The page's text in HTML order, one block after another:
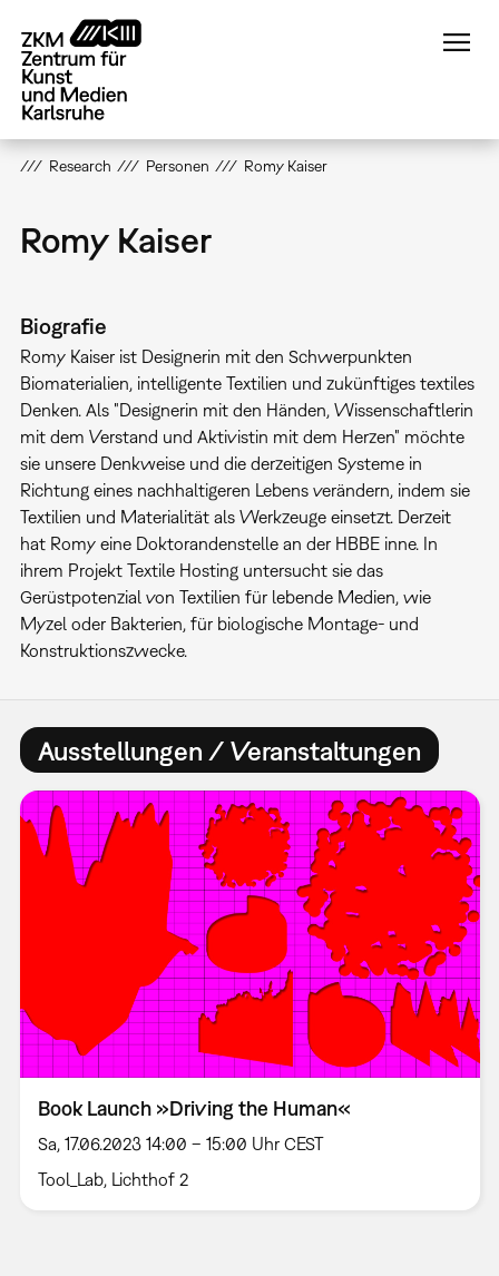
zum
Inhalt
Research Personen Romy Kaiser
Romy Kaiser
Biografie
Romy Kaiser ist Designerin mit den Schwerpunkten
Biomaterialien, intelligente Textilien und zukünftiges textiles
Denken. Als "Designerin mit den Händen, Wissenschaftlerin
mit dem Verstand und Aktivistin mit dem Herzen" möchte
sie unsere Denkweise und die derzeitigen Systeme in
Richtung eines nachhaltigeren Lebens verändern, indem sie
Textilien und Materialität als Werkzeuge einsetzt. Derzeit
hat Romy eine Doktorandenstelle an der HBBE inne. In
ihrem Projekt Textile Hosting untersucht sie das
Gerüstpotenzial von Textilien für lebende Medien, wie
Myzel oder Bakterien, für biologische Montage- und
Konstruktionszwecke.
Ausstellungen / Veranstaltungen
Book Launch »Driving the Human«
Sa, 17.06.2023 14:00 – 15:00 Uhr CEST
Tool_Lab, Lichthof 2